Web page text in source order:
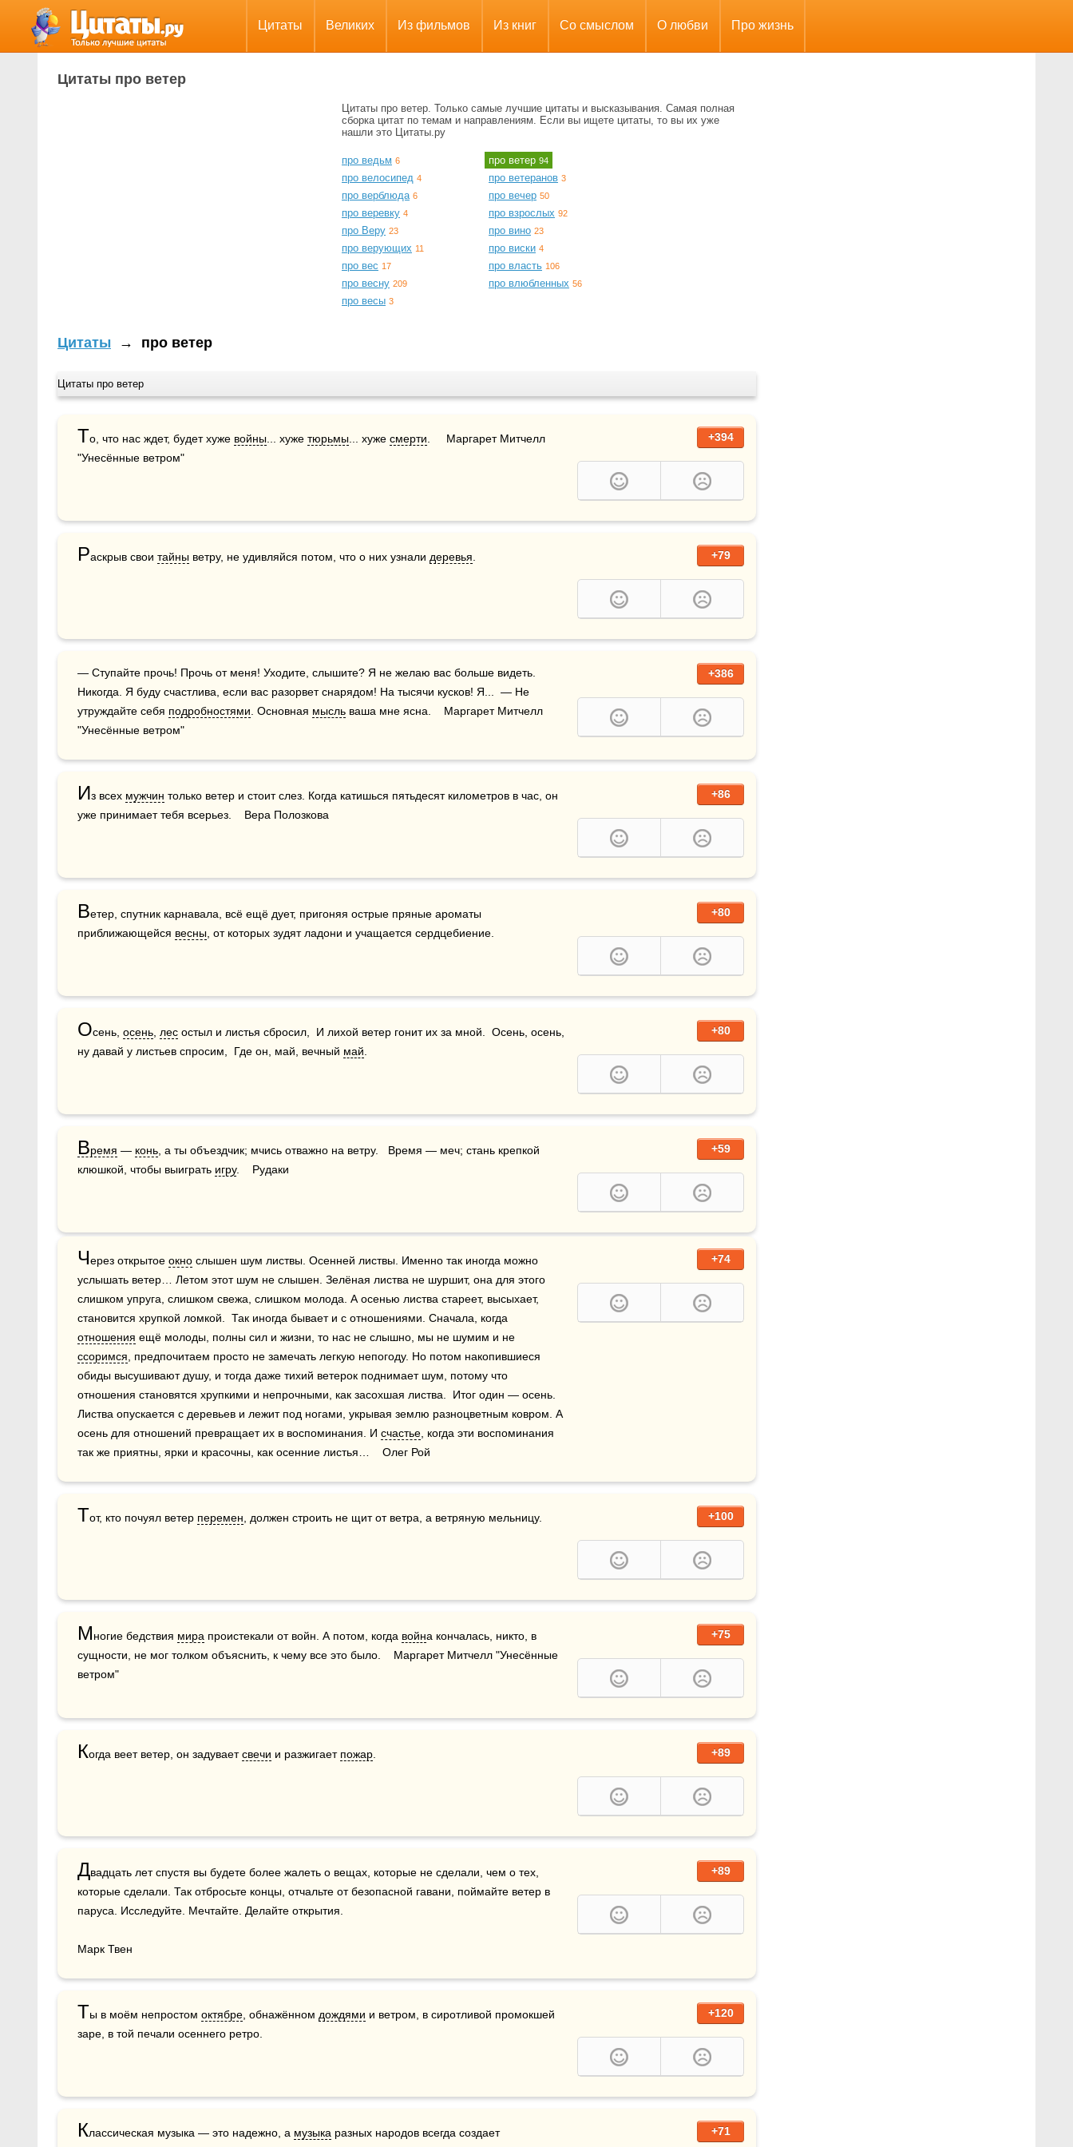
Цитаты Великих Из фильмов Из книг Со смыслом О любви Про жизнь
Цитаты про ветер
Цитаты про ветер. Только самые лучшие цитаты и высказывания. Самая полная
сборка цитат по темам и направлениям. Если вы ищете цитаты, то вы их уже
нашли это Цитаты.ру
про ведьм 6
про велосипед 4
про верблюда 6
про веревку 4
про Веру 23
про верующих 11
про вес 17
про весну 209
про весы 3
про ветер 94
про ветеранов 3
про вечер 50
про взрослых 92
про вино 23
про виски 4
про власть 106
про влюбленных 56
Цитаты → про ветер
Цитаты про ветер
+394
То, что нас ждет, будет хуже войны ... хуже тюрьмы ... хуже смерти .     Маргарет Митчелл
"Унесённые ветром"
+79
Раскрыв свои тайны ветру, не удивляйся потом, что о них узнали деревья
+386
— Ступайте прочь! Прочь от меня! Уходите, слышите? Я не желаю вас больше видеть.
Никогда. Я буду счастлива, если вас разорвет снарядом! На тысячи кусков! Я...  — Не
утруждайте себя подробностями . Основная мысль ваша мне ясна.    Маргарет Митчелл
"Унесённые ветром"
+86
Из всех мужчин только ветер и стоит слез. Когда катишься пятьдесят километров в час, он
уже принимает тебя всерьез.    Вера Полозкова
+80
Ветер, спутник карнавала, всё ещё дует, пригоняя острые пряные ароматы
приближающейся весны , от которых зудят ладони и учащается сердцебиение.
+80
Осень, осень лес остыл и листья сбросил,  И лихой ветер гонит их за мной.  Осень, осень,
ну давай у листьев спросим,  Где он, май, вечный май
+59
Время — конь , а ты объездчик; мчись отважно на ветру.   Время — меч; стань крепкой
клюшкой, чтобы выиграть игру.    Рудаки
+74
Через открытое окно слышен шум листвы. Осенней листвы. Именно так иногда можно
услышать ветер… Летом этот шум не слышен. Зелёная листва не шуршит, она для этого
слишком упруга, слишком свежа, слишком молода. А осенью листва стареет, высыхает,
отношения
ссоримся , предпочитаем просто не замечать легкую непогоду. Но потом накопившиеся
обиды высушивают душу, и тогда даже тихий ветерок поднимает шум, потому что
отношения становятся хрупкими и непрочными, как засохшая листва.  Итог один — осень.
Листва опускается с деревьев и лежит под ногами, укрывая землю разноцветным ковром. А
осень для отношений превращает их в воспоминания. И счастье , когда эти воспоминания
так же приятны, ярки и красочны, как осенние листья…    Олег Рой
+100
Тот, кто почуял ветер перемен , должен строить не щит от ветра, а ветряную мельницу.
+75
Многие бедствия мира проистекали от войн. А потом, когда война кончалась, никто, в
сущности, не мог толком объяснить, к чему все это было.    Маргарет Митчелл "Унесённые
ветром"
+89
Когда веет ветер, он задувает свечи и разжигает пожар
+89
Двадцать лет спустя вы будете более жалеть о вещах, которые не сделали, чем о тех,
которые сделали. Так отбросьте концы, отчальте от безопасной гавани, поймайте ветер в
паруса. Исследуйте. Мечтайте. Делайте открытия.
Марк Твен
+120
Ты в моём непростом октябре , обнажённом дождями и ветром, в сиротливой промокшей
заре, в той печали осеннего ретро.
+71
Классическая музыка — это надежно, а музыка разных народов всегда создает